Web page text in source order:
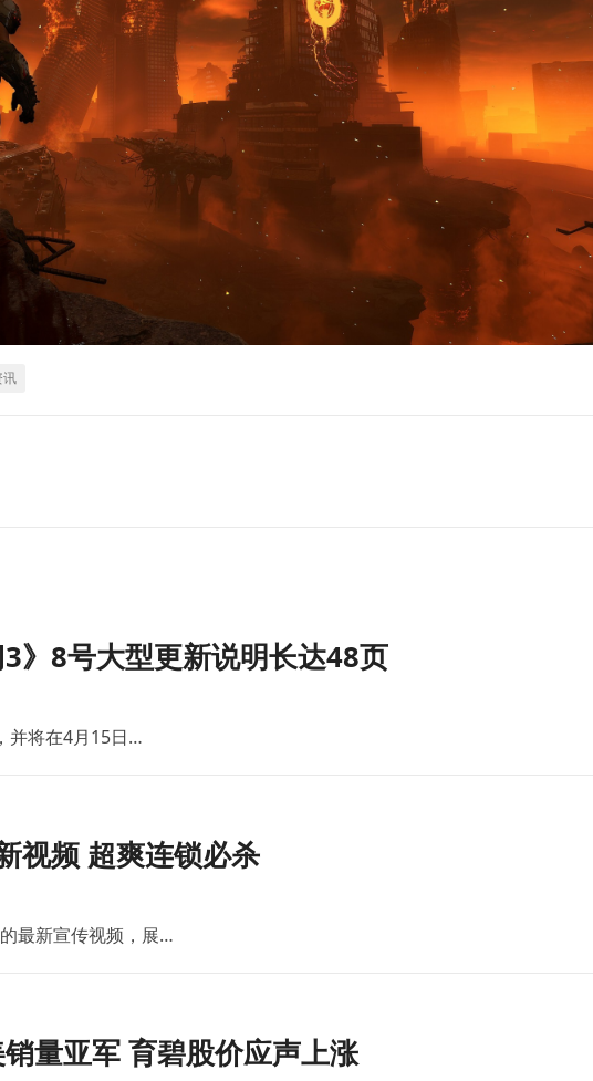
讯
》8号大型更新说明长达48页
并将在4月15日…
视频 超爽连锁必杀
最新宣传视频，展…
量亚军 育碧股价应声上涨